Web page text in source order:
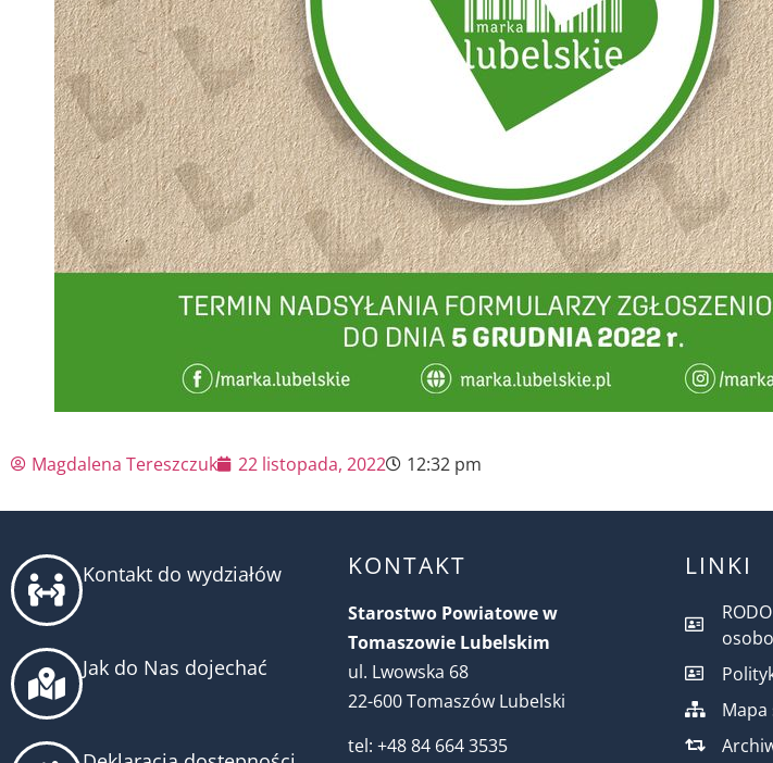
Magdalena Tereszczuk 22 listopada, 2022 12:32 pm
Kontakt do wydziałów
Jak do Nas dojechać
KONTAKT
Starostwo Powiatowe w
Tomaszowie Lubelskim
ul. Lwowska 68
22-600 Tomaszów Lubelski
tel: +48 84 664 3535
LINKI